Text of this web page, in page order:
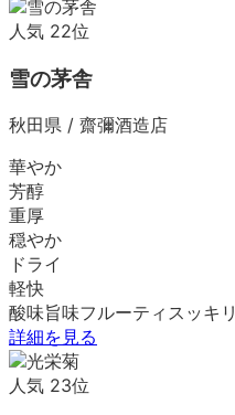
人気 22位
雪の茅舎
秋田県 / 齋彌酒造店
華やか
芳醇
重厚
穏やか
ドライ
軽快
酸味旨味フルーティ スッキリ
詳細を見る
人気 23位